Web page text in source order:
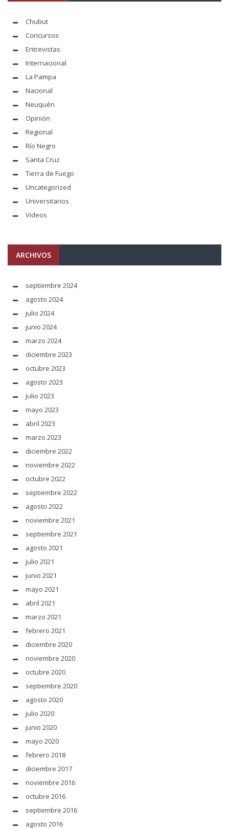
Chubut
Concursos
Entrevistas
Internacional
La Pampa
Nacional
Neuquén
Opinión
Regional
Río Negro
Santa Cruz
Tierra de Fuego
Uncategorized
Universitarios
Videos
ARCHIVOS
septiembre 2024
agosto 2024
julio 2024
junio 2024
marzo 2024
diciembre 2023
octubre 2023
agosto 2023
julio 2023
mayo 2023
abril 2023
marzo 2023
diciembre 2022
noviembre 2022
octubre 2022
septiembre 2022
agosto 2022
noviembre 2021
septiembre 2021
agosto 2021
julio 2021
junio 2021
mayo 2021
abril 2021
marzo 2021
febrero 2021
diciembre 2020
noviembre 2020
octubre 2020
septiembre 2020
agosto 2020
julio 2020
junio 2020
mayo 2020
febrero 2018
diciembre 2017
noviembre 2016
octubre 2016
septiembre 2016
agosto 2016